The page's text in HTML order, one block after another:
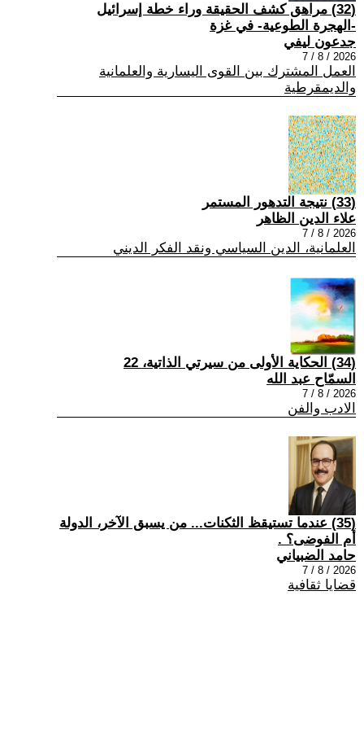
(32) مراهق كشف الحقيقة وراء خطة إسرائيل
-الهجرة الطوعية- في غزة
جدعون ليفي
2026 / 8 / 7
العمل المشترك بين القوى اليسارية والعلمانية
والديمقرطية
(33) نتيجة التدهور المستمر
علاء الدين الظاهر
2026 / 8 / 7
العلمانية، الدين السياسي ونقد الفكر الديني
(34) الحكاية الأولى من سيرتي الذاتية، 22
السمّاح عبد الله
2026 / 8 / 7
الادب والفن
(35) عندما تستيقظ الثكنات... من يسبق الآخر، الدولة
أم الفوضى؟ .
حامد الضبياني
2026 / 8 / 7
قضايا ثقافية